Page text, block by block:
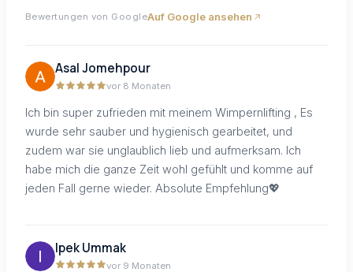
Bewertungen von GoogleAuf Google ansehen
Asal Jomehpour
vor 8 Monaten
Ich bin super zufrieden mit meinem Wimpernlifting , Es
wurde sehr sauber und hygienisch gearbeitet, und
zudem war sie unglaublich lieb und aufmerksam. Ich
habe mich die ganze Zeit wohl gefühlt und komme auf
jeden Fall gerne wieder. Absolute Empfehlung💖
Ipek Ummak
vor 9 Monaten